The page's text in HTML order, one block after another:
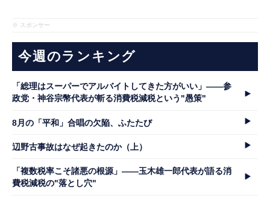
※ スポンサー
今週のランキング
「総理はスーパーでアルバイトしてきた方がいい」――参
政党・神谷宗幣代表が斬る消費税減税という"愚策"
8月の「平和」合唱の欠陥、ふたたび
辺野古事故はなぜ起きたのか（上）
「複数税率こそ諸悪の根源」――玉木雄一郎代表が語る消
費税減税の"落とし穴"